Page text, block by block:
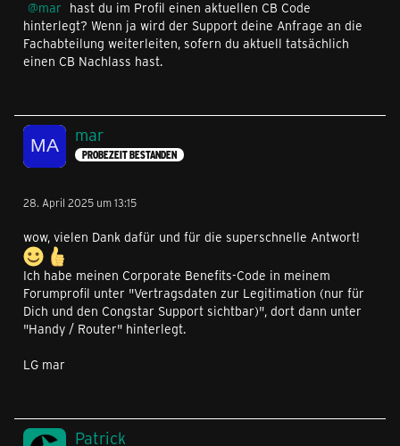
mar hast du im Profil einen aktuellen CB Code
hinterlegt? Wenn ja wird der Support deine Anfrage an die
Fachabteilung weiterleiten, sofern du aktuell tatsächlich
einen CB Nachlass hast.
mar
PROBEZEIT BESTANDEN
28. April 2025 um 13:15
wow, vielen Dank dafür und für die superschnelle Antwort!
Ich habe meinen Corporate Benefits-Code in meinem
Forumprofil unter "Vertragsdaten zur Legitimation (nur für
Dich und den Congstar Support sichtbar)", dort dann unter
"Handy / Router" hinterlegt.
LG mar
Patrick